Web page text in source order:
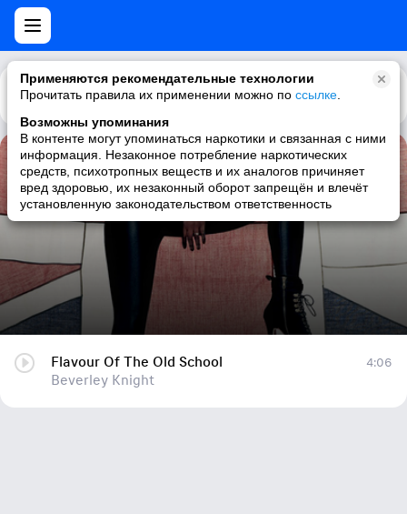
Применяются рекомендательные технологии
Прочитать правила их применении можно по ссылке
Возможны упоминания
В контенте могут упоминаться наркотики и связанная с ними
информация. Незаконное потребление наркотических
средств, психотропных веществ и их аналогов причиняет
вред здоровью, их незаконный оборот запрещён и влечёт
установленную законодательством ответственность
Каталог Рекомендации
Flavour Of The Old School
Beverley Knight
Flavour Of The Old School
Beverley Knight
4:06